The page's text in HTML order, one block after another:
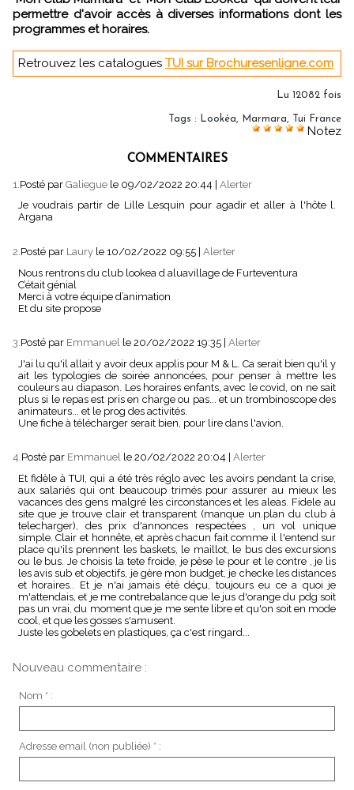
permettre d'avoir accès à diverses informations dont les
programmes et horaires.
Retrouvez les catalogues TUI sur Brochuresenligne.com
Lu 12082 fois
Tags : Lookéa, Marmara, Tui France
Notez
COMMENTAIRES
1. Posté par Galiegue le 09/02/2022 20:44 | Alerter
Je voudrais partir de Lille Lesquin pour agadir et aller à l'hôte l.
Argana
2. Posté par Laury le 10/02/2022 09:55 Alerter
Nous rentrons du club lookea d aluavillage de Furteventura
C’était génial
Merci à votre équipe d’animation
Et du site propose
3.Posté par Emmanuel le 20/02/2022 19:35 Alerter
J'ai lu qu'il allait y avoir deux applis pour M & L. Ca serait bien qu'il y
ait les typologies de soirée annoncées, pour penser à mettre les
couleurs au diapason. Les horaires enfants, avec le covid, on ne sait
plus si le repas est pris en charge ou pas... et un trombinoscope des
animateurs... et le prog des activités.
Une fiche à télécharger serait bien, pour lire dans l'avion.
4.Posté par Emmanuel le 20/02/2022 20:04
Alerter
Et fidèle à TUI, qui a été très réglo avec les avoirs pendant la crise,
aux salariés qui ont beaucoup trimés pour assurer au mieux les
vacances des gens malgré les circonstances et les aleas. Fidele au
site que je trouve clair et transparent (manque un.plan du club à
telecharger), des prix d'annonces respectées , un vol unique
simple. Clair et honnête, et après chacun fait comme il l'entend sur
place qu'ils prennent les baskets, le maillot, le bus des excursions
ou le bus. Je choisis la tete froide, je pèse le pour et le contre , je lis
les avis sub et objectifs, je gère mon budget, je checke les distances
et horaires.. Et je n'ai jamais été déçu, toujours eu ce a quoi je
m'attendais, et je me contrebalance que le jus d'orange du pdg soit
pas un vrai, du moment que je me sente libre et qu'on soit en mode
cool, et que les gosses s'amusent.
Juste les gobelets en plastiques, ça c'est ringard...
Nouveau commentaire :
Nom * :
Adresse email (non publiée) * :